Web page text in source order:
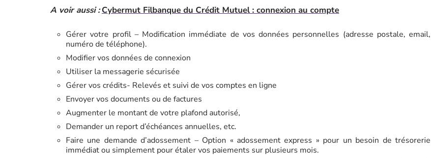
A voir aussi : Cybermut Filbanque du Crédit Mutuel : connexion au compte
Gérer votre profil – Modification immédiate de vos données personnelles (adresse postale, email,
numéro de téléphone).
Modifier vos données de connexion
Utiliser la messagerie sécurisée
Gérer vos crédits- Relevés et suivi de vos comptes en ligne
Envoyer vos documents ou de factures
Augmenter le montant de votre plafond autorisé,
Demander un report d’échéances annuelles, etc.
Faire une demande d’adossement – Option « adossement express » pour un besoin de trésorerie
immédiat ou simplement pour étaler vos paiements sur plusieurs mois.